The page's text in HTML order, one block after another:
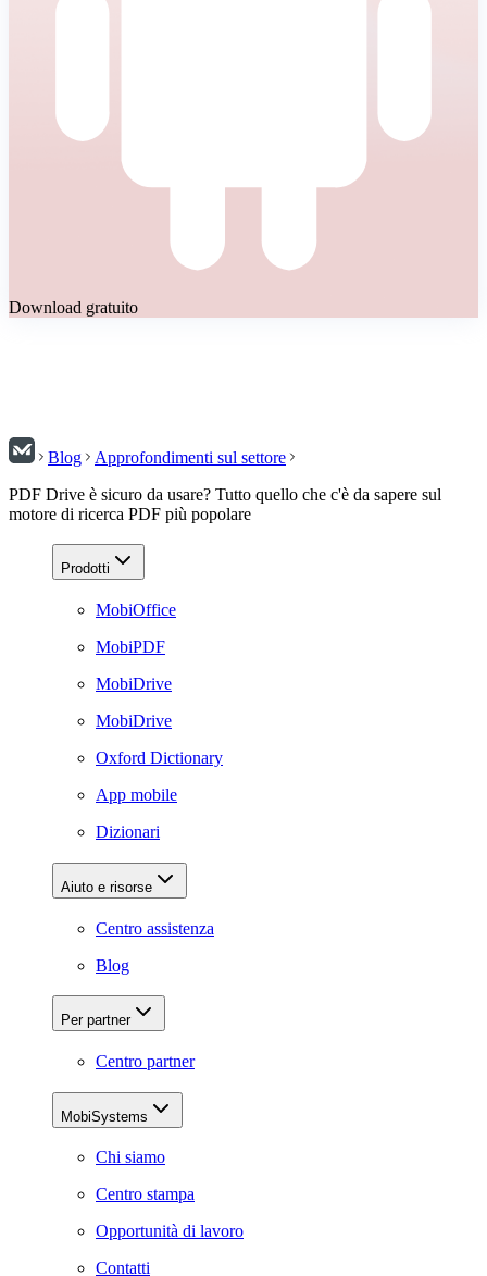
Download gratuito
Blog
Approfondimenti sul settore
PDF Drive è sicuro da usare? Tutto quello che c'è da sapere sul
motore di ricerca PDF più popolare
Prodotti
MobiOffice
MobiPDF
MobiDrive
MobiDrive
Oxford Dictionary
App mobile
Dizionari
Aiuto e risorse
Centro assistenza
Blog
Per partner
Centro partner
MobiSystems
Chi siamo
Centro stampa
Opportunità di lavoro
Contatti